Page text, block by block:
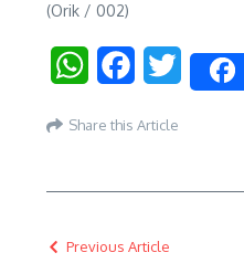
(Orik / 002)
WhatsAppFacebookTwitter
Share this Article
Previous Article